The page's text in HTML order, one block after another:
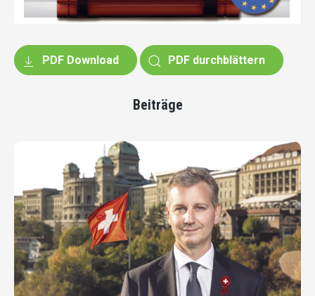
PDF Download PDF durchblättern
Beiträge